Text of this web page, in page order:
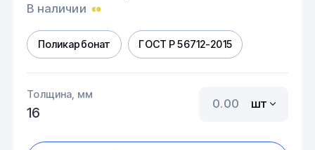
В наличии
Поликарбонат ГОСТ Р 56712-2015
Толщина, мм
16
шт